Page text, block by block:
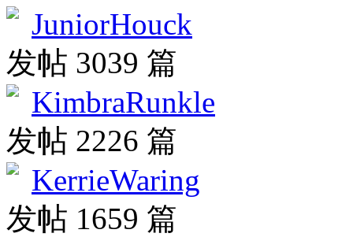
JuniorHouck
发帖 3039 篇
KimbraRunkle
发帖 2226 篇
KerrieWaring
发帖 1659 篇